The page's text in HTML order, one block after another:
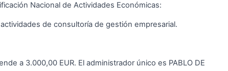
Nacional de Actividades Económicas:
de consultoría de gestión empresarial.
a 3.000,00 EUR. El administrador único es PABLO DE